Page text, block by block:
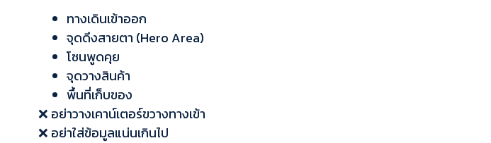
ทางเดินเข้าออก
จุดดึงสายตา (Hero Area)
โซนพูดคุย
จุดวางสินค้า
พื้นที่เก็บของ
❌ อย่าวางเคาน์เตอร์ขวางทางเข้า
❌ อย่าใส่ข้อมูลแน่นเกินไป